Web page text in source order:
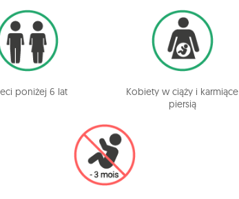
poniżej 6 lat
Kobiety w ciąży i karmiące
piersią